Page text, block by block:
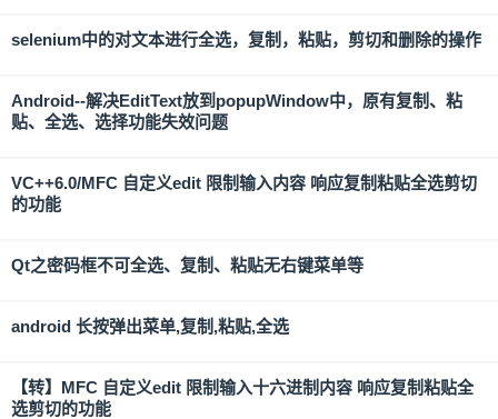
selenium中的对文本进行全选，复制，粘贴，剪切和删除的操作
Android--解决EditText放到popupWindow中，原有复制、粘
贴、全选、选择功能失效问题
VC++6.0/MFC 自定义edit 限制输入内容 响应复制粘贴全选剪切
的功能
Qt之密码框不可全选、复制、粘贴无右键菜单等
android 长按弹出菜单,复制,粘贴,全选
【转】MFC 自定义edit 限制输入十六进制内容 响应复制粘贴全
选剪切的功能